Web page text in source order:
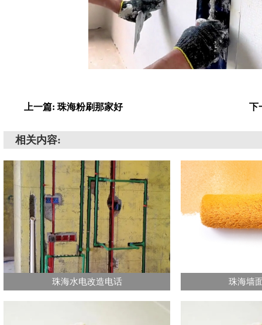
上一篇: 珠海粉刷那家好 下
相关内容:
珠海水电改造电话 珠海墙